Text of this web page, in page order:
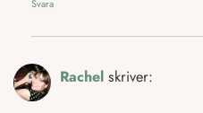
Svara
Rachel skriver: